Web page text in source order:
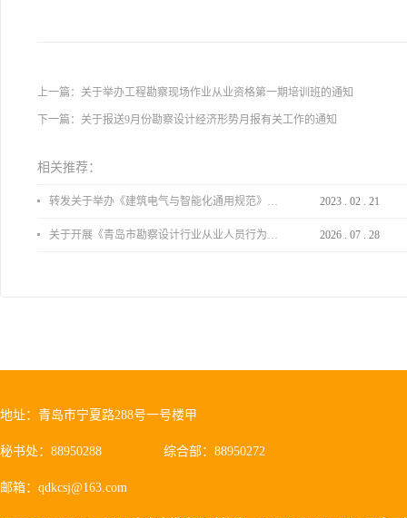
上一篇： 关于举办工程勘察现场作业从业资格第一期培训班的通知
下一篇： 关于报送9月份勘察设计经济形势月报有关工作的通知
相关推荐：
转发关于举办《建筑电气与智能化通用规范》 GB55024-2022公益宣贯的通知 2023 . 02 . 21
关于开展《青岛市勘察设计行业从业人员行为导则》、《青岛市住宅工程设计审查品质提升指引（2026版）》宣贯活动的通知 2026 . 07 . 28
地址：青岛市宁夏路288号一号楼甲
秘书处：88950288 综合部：88950272
邮箱：qdkcsj@163.com